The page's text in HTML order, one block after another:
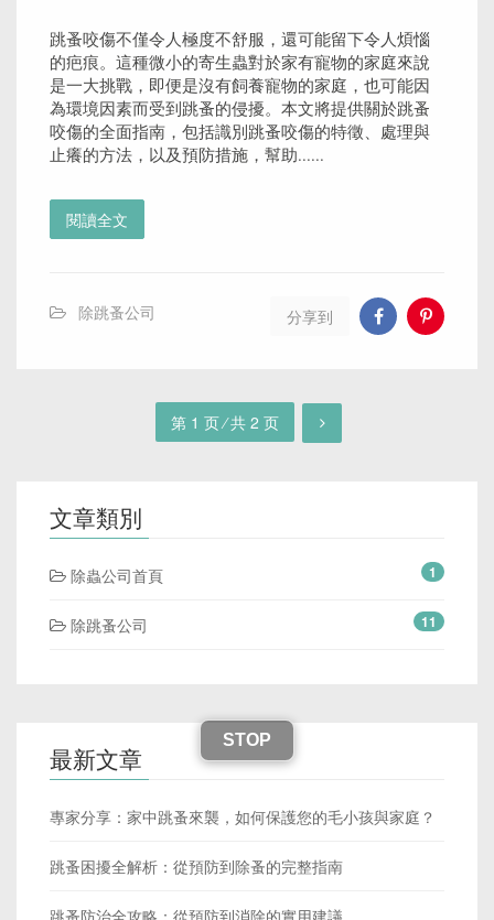
跳蚤咬傷不僅令人極度不舒服，還可能留下令人煩惱
的疤痕。這種微小的寄生蟲對於家有寵物的家庭來說
是一大挑戰，即便是沒有飼養寵物的家庭，也可能因
為環境因素而受到跳蚤的侵擾。本文將提供關於跳蚤
咬傷的全面指南，包括識別跳蚤咬傷的特徵、處理與
止癢的方法，以及預防措施，幫助......
閱讀全文
除跳蚤公司 分享到
第 1 页 ⁄ 共 2 页
文章類別
除蟲公司首頁 1
除跳蚤公司 11
最新文章
專家分享：家中跳蚤來襲，如何保護您的毛小孩與家庭？
跳蚤困擾全解析：從預防到除蚤的完整指南
跳蚤防治全攻略：從預防到消除的實用建議
STOP